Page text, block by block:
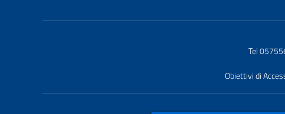
Tel
Obiettivi di